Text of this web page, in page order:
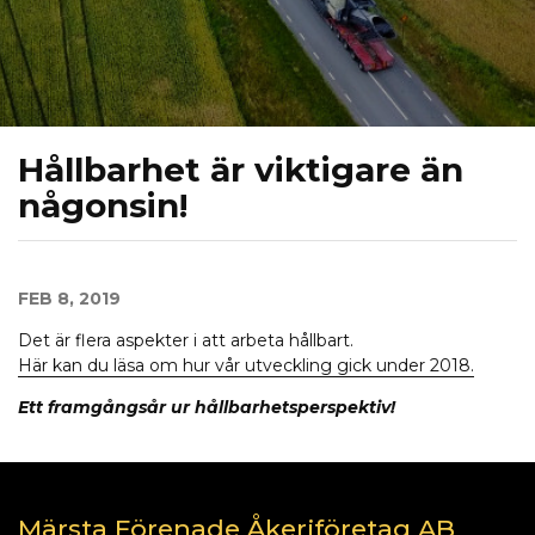
Hållbarhet är viktigare än
någonsin!
FEB 8, 2019
Det är flera aspekter i att arbeta hållbart.
Här kan du läsa om hur vår utveckling gick under 2018.
Ett framgångsår ur hållbarhetsperspektiv!
Märsta Förenade Åkeriföretag AB